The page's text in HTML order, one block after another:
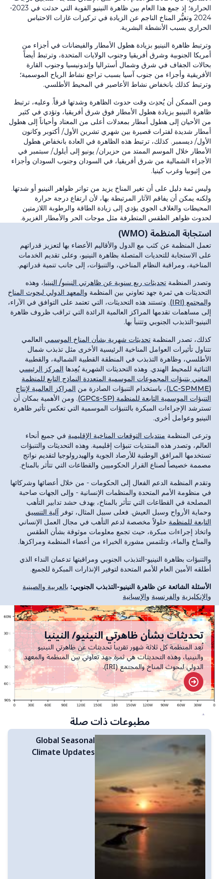
الحرارة؛ إذ جمع هذا العام بين ظاهرة النينيو القوية التي حدثت في 2023-
2024 وتغيُّر المناخ الناجم عن الزيادة في تركيزات غازات الاحتباس
الحراري بسبب الأنشطة البشرية.
وترتبط ظاهرة النينيو بزيادة هطول الأمطار والفيضانات في أجزاء من
أمريكا الجنوبية وشرق أفريقيا وجنوب الولايات المتحدة، وترتبط أيضاً
بحالات الجفاف في شرق وشمال أستراليا وإندونيسيا وجنوب القارة
الأفريقية وأجزاء من جنوب آسيا بسبب تراجع نشاط الرياح الموسمية؛
وترتبط كذلك بانخفاض نشاط الأعاصير في المحيط الأطلسي.
ومن الممكن أن يُحدِث وقت حدوث الظاهرة وشدتها فرقاً. وعليه، ترتبط
ظاهرة النينيو بزيادة هطول الأمطار فوق شرق أفريقيا، وتؤدي في كثير
من الأحيان إلى هطول أمطار بمعدلات أعلى من المعتاد وأحياناً إلى هطول
أمطار شديدة لفترات قصيرة بين شهري تشرين الأول/ أكتوبر وكانون
الأول/ ديسمبر. كذلك، ترتبط هذه الظاهرة في العادة بانخفاض هطول
الأمطار خلال الموسم الممتد من حزيران/ يونيو إلى أيلول/ سبتمبر في
الأجزاء الشمالية من شرق أفريقيا، في السودان وجنوب السودان وأجزاء
من إثيوبيا وغرب كينيا.
وليس ثمة دليل على أن تغير المناخ يزيد من تواتر ظواهر النينيو أو شدتها.
ولكنه يمكن أن يفاقم الآثار المرتبطة بها، لأن ارتفاع درجة حرارة
المحيطات والغلاف الجوي يؤدي إلى زيادة الطاقة والرطوبة اللازمتين
لحدوث ظواهر الطقس المتطرفة مثل موجات الحر والأمطار الغزيرة.
استجابة المنظمة (WMO)
تعمل المنظمة عن كثب مع الدول والأقاليم الأعضاء بها لتعزيز قدراتهم
على الاستجابة للتحديات المتصلة بظاهرة النينيو، وعلى تقديم الخدمات
المناخية، ومراقبة النظام المناخي، والتنبؤات، إلى جانب تنمية قدراتهم.
وتصدر المنظمة تحديثات ربع سنوية عن ظاهرتي النينيو/ النينيا، وهذه
التحديثات هي ثمرة جهد تعاوني بين المنظمة والمعهد الدولي لبحوث المناخ
والمجتمع (IRI)
. وتستند هذه التحديثات، التي تعتمد على التوافق في الآراء،
إلى مساهمات تقدمها المراكز العالمية الرائدة التي تراقب ظروف ظاهرة
النينيو-التذبذب الجنوبي وتتنبأ بها.
كذلك، تصدر المنظمة تحديثات شهرية بشأن المناخ الموسمي العالمي
تتناول تأثيرات العوامل المناخية الرئيسية الأخرى مثل تذبذب شمال
الأطلسي، وظاهرة التذبذب في المنطقة القطبية الشمالية، والقطبية
الثنائية للمحيط الهندي. وهذه التحديثات الشهرية يُعِدها المركز الرئيسي
المعني بتنبؤات المجموعات الموسمية المتعددة النماذج التابع للمنظمة
(LC-SPMME)
، باستخدام التنبؤات الصادرة من المراكز العالمية لإنتاج
التنبؤات الموسمية التابعة للمنظمة (GPCs-SP)
. ومن الأهمية بمكان أن
تسترشد الإجراءات المبكرة بالتنبؤات الموسمية التي تعكس تأثير ظاهرة
النينيو وعوامل أخرى.
وترعى المنظمة منتديات التوقعات المناخية الإقليمية في جميع أنحاء
العالم، وتصدر هذه المنتديات تنبؤات إقليمية. وهذه التحديثات والتنبؤات
تستخدمها المرافق الوطنية للأرصاد الجوية والهيدرولوجيا لتقديم نواتج
مصممة خصيصاً لصناع القرار الحكوميين والقطاعات التي تتأثر بالمناخ.
وتقدم المنظمة الدعم الفعال إلى الحكومات - من خلال أعضائها وشركائها
في منظومة الأمم المتحدة والمنظمات الإنسانية - وإلى الجهات صاحبة
المصلحة في القطاعات التي تتأثر بالمناخ، بهدف حشد تدابير التأهب
وحماية الأرواح وسبل العيش. فعلى سبيل المثال، توفر آلية التنسيق
التابعة للمنظمة حلولاً مخصصة لدعم التأهب في مجال العمل الإنساني
واتخاذ إجراءات مبكرة، حيث تجمع معلومات موثوقة بشأن الطقس
والمناخ والماء، وتلتمس مشورة الخبراء من أعضاء المنظمة ومراكزها.
والتنبؤات بظاهرة النينيو-التذبذب الجنوبي ومراقبتها تدعمان النداء الذي
أطلقه الأمين العام للأمم المتحدة لتوفير الإنذارات المبكرة للجميع.
الأسئلة الشائعة عن ظاهرة النينيو-التذبذب الجنوبي: بالعربية والصينية
والإنكليزية والفرنسية والإسبانية
تحديثات بشأن ظاهرتي النينيو/ النينيا
تُعِد المنظمة كل ثلاثة شهور تقريباً تحديثات عن ظاهرتي النينيو
والنينيا، وهذه التحديثات هي ثمرة جهد تعاوني بين المنظمة والمعهد
الدولي لبحوث المناخ والمجتمع (IRI).
مطبوعات ذات صلة
Global Seasonal
Climate Updates